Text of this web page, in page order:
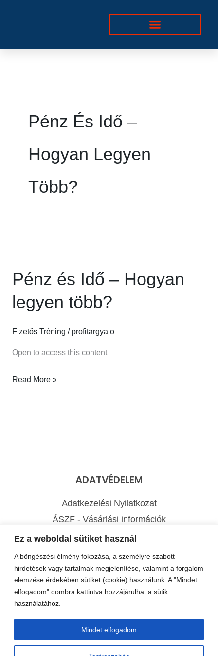
Ez a weboldal sütiket használ
A böngészési élmény fokozása, a személyre szabott
hirdetések vagy tartalmak megjelenítése, valamint a forgalom
elemzése érdekében sütiket (cookie) használunk. A "Mindet
elfogadom" gombra kattintva hozzájárulhat a sütik
használatához.
Mindet elfogadom
Pénz És Idő –
Hogyan Legyen
Több?
Pénz és Idő – Hogyan
legyen több?
Fizetős Tréning / profitargyalo
Open to access this content
Idő
Hogyan
több?
Read More »
ADATVÉDELEM
Adatkezelési Nyilatkozat
ÁSZF - Vásárlási információk
Elállás a szerződéstől
ELÉRHETŐSÉGEINK
+36 20 377 6314
info@profitargyalo.hu
KÁRTYÁS FIZETÉS